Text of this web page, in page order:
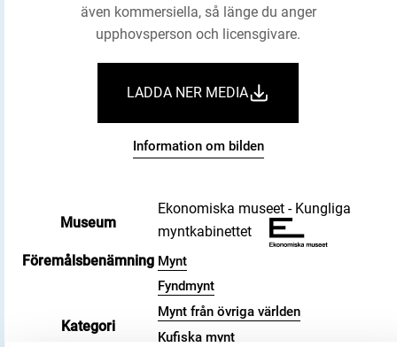
Museum
Ekonomiska museet - Kungliga
myntkabinettet
Föremålsbenämning Mynt
Kategori
Fyndmynt
Mynt från övriga världen
Kufiska mynt
även kommersiella, så länge du anger
upphovsperson och licensgivare.
LADDA NER MEDIA
Information om bilden